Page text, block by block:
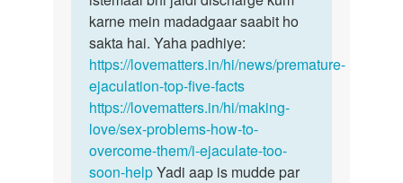
karne mein madadgaar saabit ho
sakta hai. Yaha padhiye:
https://lovematters.in/hi/news/premature-
ejaculation-top-five-facts
https://lovematters.in/hi/making-
love/sex-problems-how-to-
overcome-them/i-ejaculate-too-
soon-helpYadi aap is mudde par